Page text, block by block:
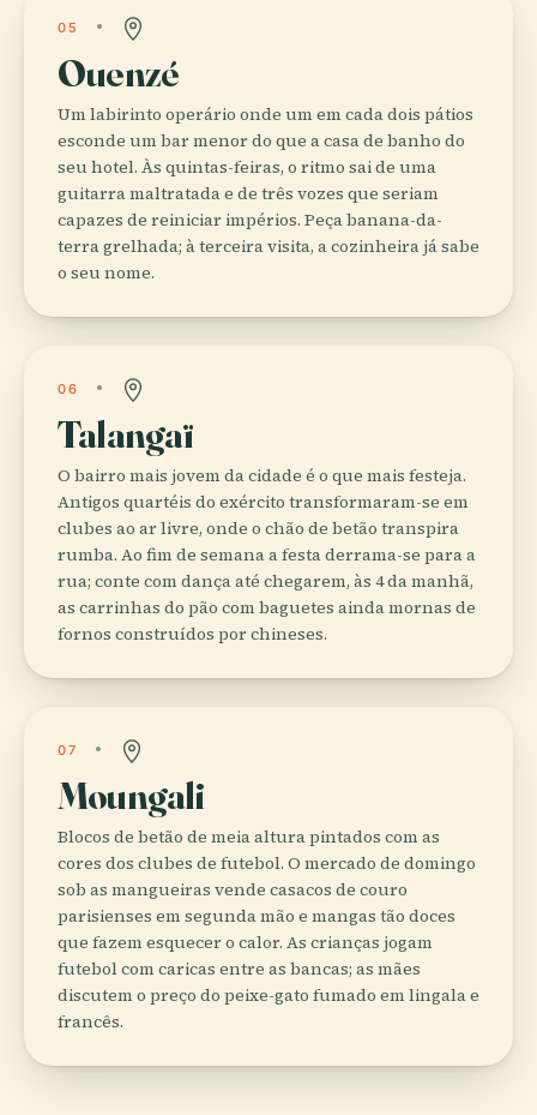
05
Ouenzé
Um labirinto operário onde um em cada dois pátios
esconde um bar menor do que a casa de banho do
seu hotel. Às quintas-feiras, o ritmo sai de uma
guitarra maltratada e de três vozes que seriam
capazes de reiniciar impérios. Peça banana-da-
terra grelhada; à terceira visita, a cozinheira já sabe
o seu nome.
06
Talangaï
O bairro mais jovem da cidade é o que mais festeja.
Antigos quartéis do exército transformaram-se em
clubes ao ar livre, onde o chão de betão transpira
rumba. Ao fim de semana a festa derrama-se para a
rua; conte com dança até chegarem, às 4 da manhã,
as carrinhas do pão com baguetes ainda mornas de
fornos construídos por chineses.
07
Moungali
Blocos de betão de meia altura pintados com as
cores dos clubes de futebol. O mercado de domingo
sob as mangueiras vende casacos de couro
parisienses em segunda mão e mangas tão doces
que fazem esquecer o calor. As crianças jogam
futebol com caricas entre as bancas; as mães
discutem o preço do peixe-gato fumado em lingala e
francês.